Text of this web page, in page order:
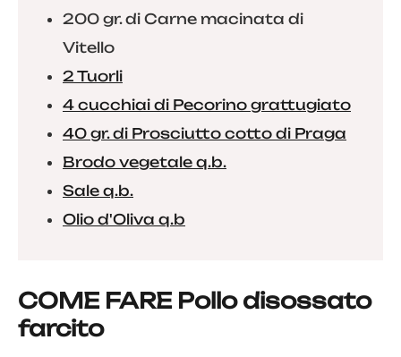
200 gr. di Carne macinata di
Vitello
2 Tuorli
4 cucchiai di Pecorino grattugiato
40 gr. di Prosciutto cotto di Praga
Brodo vegetale q.b.
Sale q.b.
Olio d'Oliva q.b
COME FARE Pollo disossato
farcito